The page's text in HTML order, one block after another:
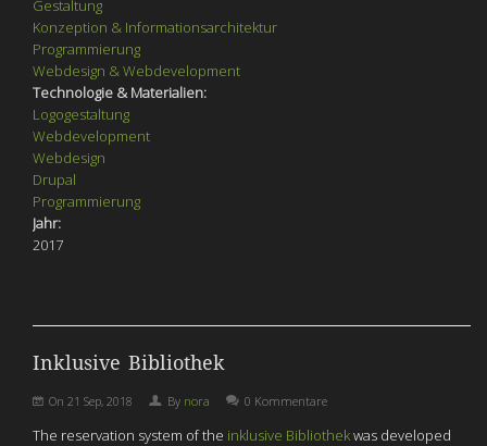
Gestaltung
Konzeption & Informationsarchitektur
Programmierung
Webdesign & Webdevelopment
Technologie & Materialien:
Logogestaltung
Webdevelopment
Webdesign
Drupal
Programmierung
Jahr:
2017
Inklusive Bibliothek
On 21 Sep, 2018 By nora 0 Kommentare
The reservation system of the inklusive Bibliothekwas developed